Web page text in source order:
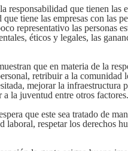
responsabilidad que tienen las
tiene las empresas con las
representativo las personas
éticos y legales, las
que en materia de la
retribuir a la comunidad
mejorar la infraestructura
la juventud entre otros factores.
que este sea tratado de
laboral, respetar los derechos